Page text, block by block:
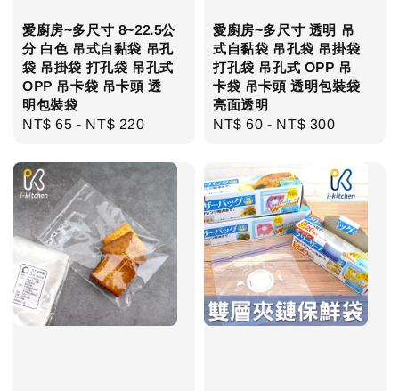
愛廚房~多尺寸 8~22.5公
分 白色 吊式自黏袋 吊孔
袋 吊掛袋 打孔袋 吊孔式
OPP 吊卡袋 吊卡頭 透
明包裝袋
Regular
NT$ 65 - NT$ 220
愛廚房~多尺寸 透明 吊
式自黏袋 吊孔袋 吊掛袋
打孔袋 吊孔式 OPP 吊
卡袋 吊卡頭 透明包裝袋
亮面透明
Regular
NT$ 60 - NT$ 300